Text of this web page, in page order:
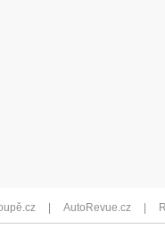
AutoRevue.cz